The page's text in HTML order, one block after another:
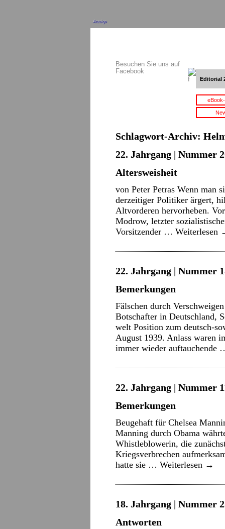
Anzeige
Besuchen Sie uns auf
Facebook
Editorial
Schlagwort-Archiv:
22. Jahrgang | Nummer
Altersweisheit
von Peter Petras Wenn man
derzeitiger Politiker ärgert,
Altvorderen hervorheben.
Modrow, letzter
Vorsitzender … Weiterlesen
22. Jahrgang | Nummer
Bemerkungen
Fälschen durch
Botschafter in Deutschland,
welt Position zum deutsch-
August 1939. Anlass waren
immer wieder
22. Jahrgang | Nummer
Bemerkungen
Beugehaft für Chelsea
Manning durch Obama
Whistleblowerin, die
Kriegsverbrechen
hatte sie … Weiterlesen →
18. Jahrgang | Nummer
Antworten